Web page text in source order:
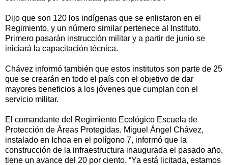
Dijo que son 120 los indígenas que se enlistaron en el
Regimiento, y un número similar pertenece al Instituto.
Primero pasarán instrucción militar y a partir de junio se
iniciará la capacitación técnica.
Chávez informó también que estos institutos son parte de 25
que se crearán en todo el país con el objetivo de dar
mayores beneficios a los jóvenes que cumplan con el
servicio militar.
El comandante del Regimiento Ecológico Escuela de
Protección de Áreas Protegidas, Miguel Ángel Chávez,
instalado en Ichoa en el polígono 7, informó que la
construcción de la infraestructura inaugurada el pasado año,
tiene un avance del 20 por ciento. “Ya está licitada, estamos